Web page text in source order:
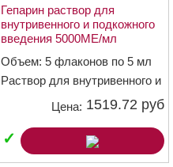
Гепарин раствор для
внутривенного и подкожного
введения 5000МЕ/мл
Объем: 5 флаконов по 5 мл
Раствор для внутривенного и
Цена: 1519.72 руб
✓